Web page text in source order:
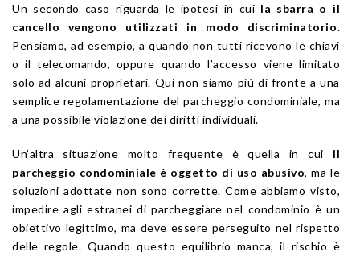
Un secondo caso riguarda le ipotesi in cui la sbarra o il
cancello vengono utilizzati in modo discriminatorio.
Pensiamo, ad esempio, a quando non tutti ricevono le chiavi
o il telecomando, oppure quando l’accesso viene limitato
solo ad alcuni proprietari. Qui non siamo più di fronte a una
semplice regolamentazione del parcheggio condominiale, ma
a una possibile violazione dei diritti individuali.
Un’altra situazione molto frequente è quella in cui il
parcheggio condominiale è oggetto di uso abusivo, ma le
soluzioni adottate non sono corrette. Come abbiamo visto,
impedire agli estranei di parcheggiare nel condominio è un
obiettivo legittimo, ma deve essere perseguito nel rispetto
delle regole. Quando questo equilibrio manca, il rischio è